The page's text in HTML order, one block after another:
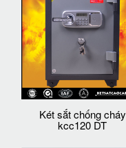
Két sắt chống cháy
kcc120 DT